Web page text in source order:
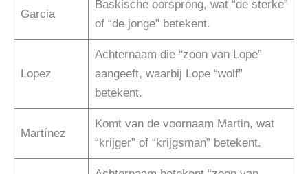
Garcia
Baskische oorsprong, wat “de sterke”
of “de jonge” betekent.
Lopez
Achternaam die “zoon van Lope”
aangeeft, waarbij Lope “wolf”
betekent.
Martínez
Komt van de voornaam Martin, wat
“krijger” of “krijgsman” betekent.